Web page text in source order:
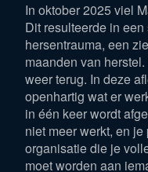
In oktober 2025 viel
Dit resulteerde in
hersentrauma, een
maanden van
weer terug. In deze
openhartig wat er
in één keer wordt
niet meer werkt, en
organisatie die je
moet worden aan